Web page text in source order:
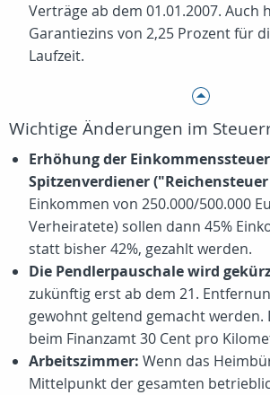
Verträge ab dem 01.01.2007. Auch
Garantiezins von 2,25 Prozent für
Laufzeit.
Wichtige Änderungen im
Erhöhung der
Spitzenverdiener
Einkommen von 250.000/500.000
Verheiratete) sollen dann 45%
statt bisher 42%, gezahlt werden.
Die Pendlerpauschale wird
zukünftig erst ab dem 21.
gewohnt geltend gemacht werden.
beim Finanzamt 30 Cent pro
Arbeitszimmer: Wenn das
Mittelpunkt der gesamten